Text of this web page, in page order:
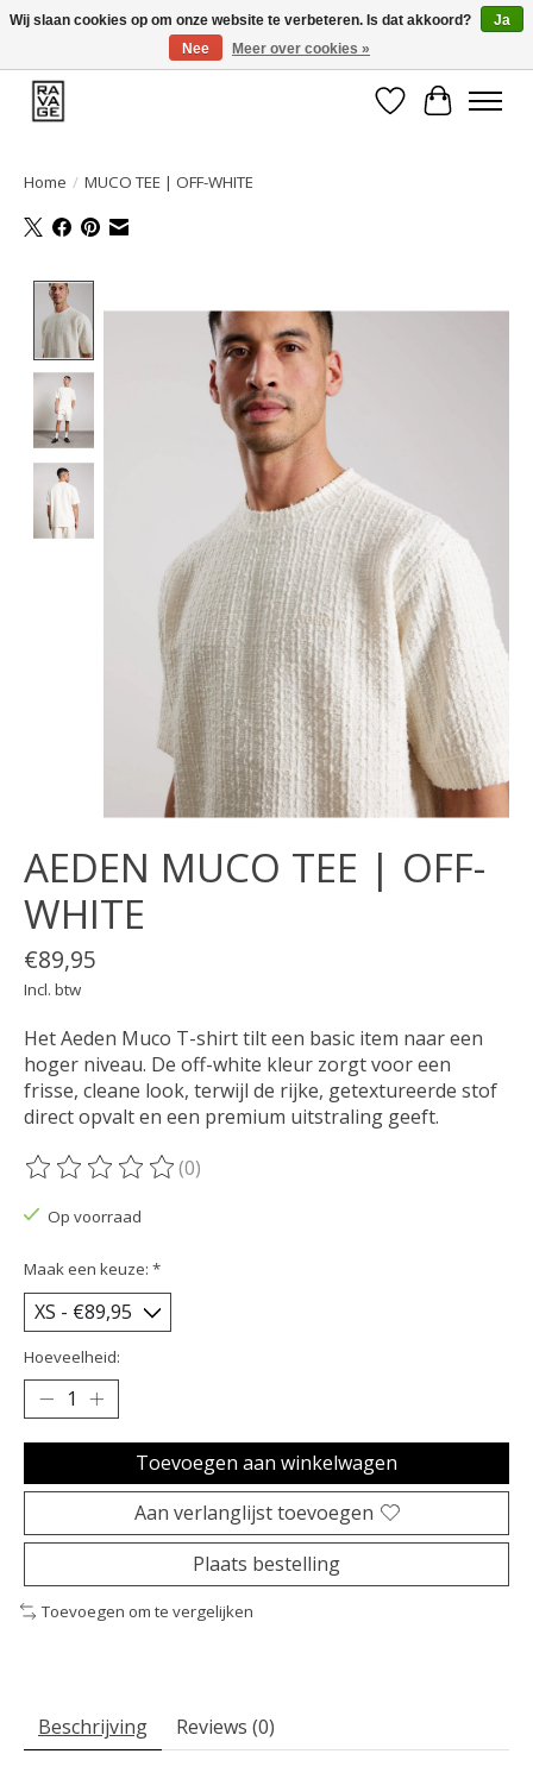
EEN GROOT ASSORTIMENT VAN TOP MERKEN!
Verlanglijst
Home / MUCO TEE | OFF-WHITE
AEDEN MUCO TEE | OFF-
WHITE
€89,95
Incl. btw
Het Aeden Muco T-shirt tilt een basic item naar een
hoger niveau. De off-white kleur zorgt voor een
frisse, cleane look, terwijl de rijke, getextureerde stof
direct opvalt en een premium uitstraling geeft.
De beoordeling van dit product is
(0)
Op voorraad
Maak een keuze: *
Hoeveelheid:
Toevoegen aan winkelwagen
Aan verlanglijst toevoegen
Plaats bestelling
Toevoegen om te vergelijken
Beschrijving Reviews (0)
Wij slaan cookies op om onze website te verbeteren. Is dat akkoord?
Ja
Nee
Meer over cookies »